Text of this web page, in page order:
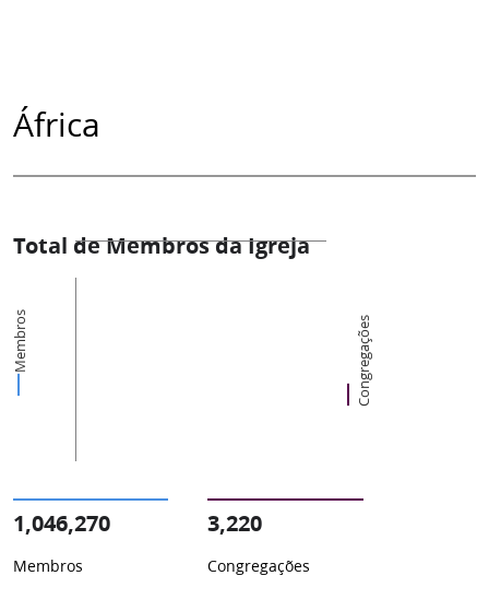
África
Total de Membros da Igreja
Membros Congregações
1,046,270
Membros
3,220
Congregações